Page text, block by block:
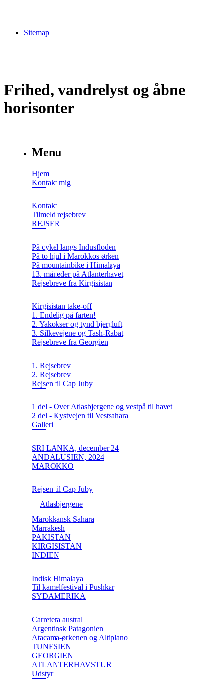
Sitemap
Frihed, vandrelyst og åbne
horisonter
Menu
Hjem
Kontakt mig
Kontakt
Tilmeld rejsebrev
REJSER
På cykel langs Indusfloden
På to hjul i Marokkos ørken
På mountainbike i Himalaya
13. måneder på Atlanterhavet
Rejsebreve fra Kirgisistan
Kirgisistan take-off
1. Endelig på farten!
2. Yakokser og tynd bjergluft
3. Silkevejene og Tash-Rabat
Rejsebreve fra Georgien
1. Rejsebrev
2. Rejsebrev
Rejsen til Cap Juby
1 del - Over Atlasbjergene og vestpå til havet
2 del - Kystvejen til Vestsahara
Galleri
SRI LANKA, december 24
ANDALUSIEN, 2024
MAROKKO
Rejsen til Cap Juby
Atlasbjergene
Marokkansk Sahara
Marrakesh
PAKISTAN
KIRGISISTAN
INDIEN
Indisk Himalaya
Til kamelfestival i Pushkar
SYDAMERIKA
Carretera austral
Argentinsk Patagonien
Atacama-ørkenen og Altiplano
TUNESIEN
GEORGIEN
ATLANTERHAVSTUR
Udstyr